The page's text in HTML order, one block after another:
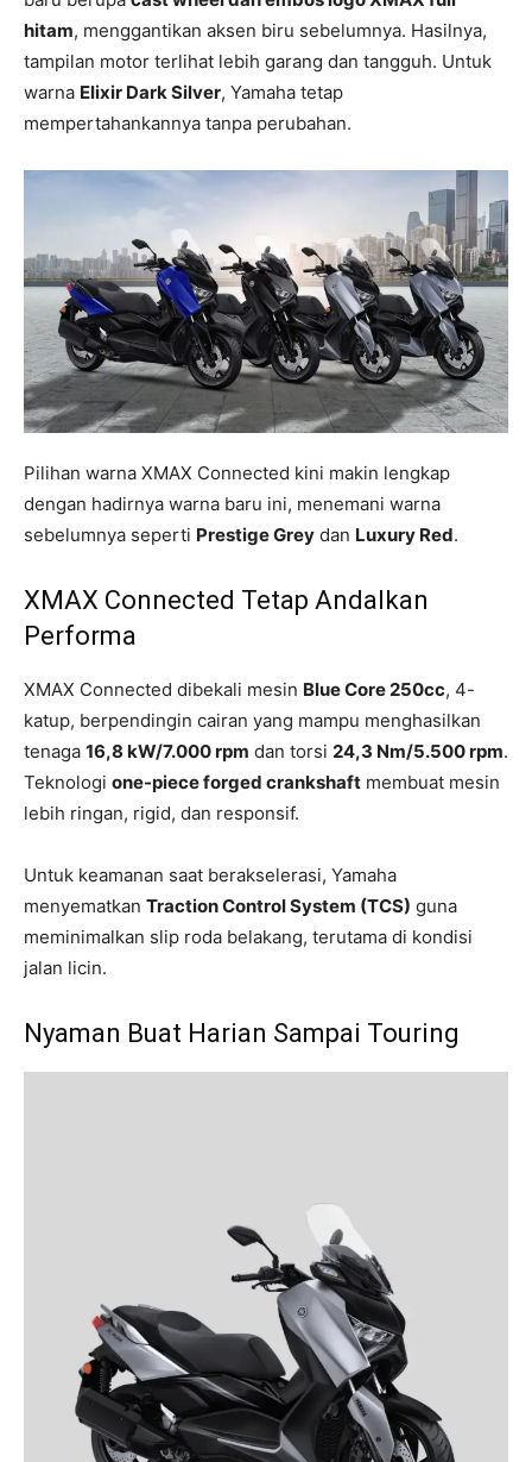
hitam, menggantikan aksen biru sebelumnya. Hasilnya,
tampilan motor terlihat lebih garang dan tangguh. Untuk
warna Elixir Dark Silver, Yamaha tetap
mempertahankannya tanpa perubahan.
Pilihan warna XMAX Connected kini makin lengkap
dengan hadirnya warna baru ini, menemani warna
sebelumnya seperti Prestige Grey dan Luxury Red.
XMAX Connected Tetap Andalkan
Performa
XMAX Connected dibekali mesin Blue Core 250cc, 4-
katup, berpendingin cairan yang mampu menghasilkan
tenaga 16,8 kW/7.000 rpm dan torsi 24,3 Nm/5.500 rpm.
Teknologi one-piece forged crankshaft membuat mesin
lebih ringan, rigid, dan responsif.
Untuk keamanan saat berakselerasi, Yamaha
menyematkan Traction Control System (TCS) guna
meminimalkan slip roda belakang, terutama di kondisi
jalan licin.
Nyaman Buat Harian Sampai Touring